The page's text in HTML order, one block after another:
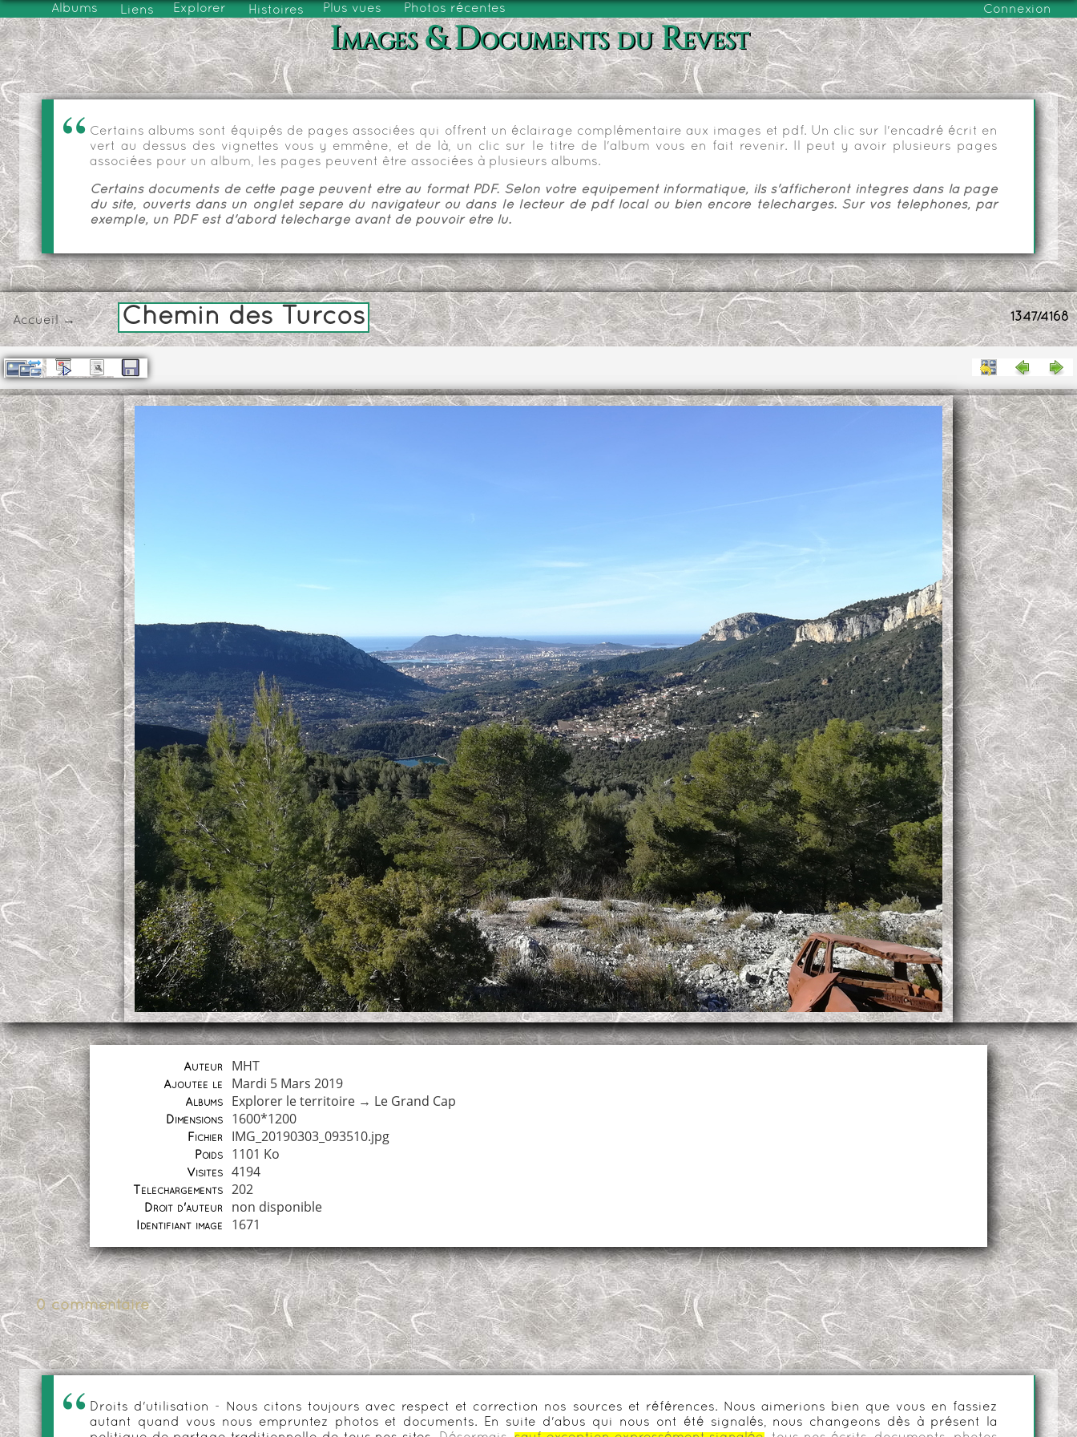
Albums Liens Explorer Histoires Plus vues Photos récentes Connexion
Images & Documents du Revest
Certains albums sont équipés de pages associées qui offrent un éclairage complémentaire aux images et pdf. Un clic sur l'encadré écrit en
vert au dessus des vignettes vous y emmène, et de là, un clic sur le titre de l'album vous en fait revenir. Il peut y avoir plusieurs pages
associées pour un album, les pages peuvent être associées à plusieurs albums.
Certains documents de cette page peuvent être au format PDF. Selon votre équipement informatique, ils s'afficheront intégrés dans la page
du site, ouverts dans un onglet séparé du navigateur ou dans le lecteur de pdf local ou bien encore téléchargés. Sur vos téléphones, par
exemple, un PDF est d'abord téléchargé avant de pouvoir être lu.
1347/4168
Accueil→ Chemin des Turcos
Auteur MHT
Ajoutée le Mardi 5 Mars 2019
Albums Explorer le territoire → Le Grand Cap
Dimensions 1600*1200
Fichier IMG_20190303_093510.jpg
Poids 1101 Ko
Visites 4194
Téléchargements 202
Droit d'auteur non disponible
Identifiant image 1671
0 commentaire
Droits d'utilisation - Nous citons toujours avec respect et correction nos sources et références. Nous aimerions bien que vous en fassiez
autant quand vous nous empruntez photos et documents. En suite d'abus qui nous ont été signalés, nous changeons dès à présent la